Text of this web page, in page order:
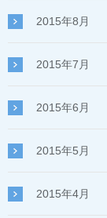
2015年8月
2015年7月
2015年6月
2015年5月
2015年4月